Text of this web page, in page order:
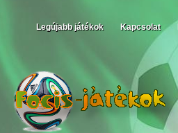
Legújabb játékok Kapcsolat